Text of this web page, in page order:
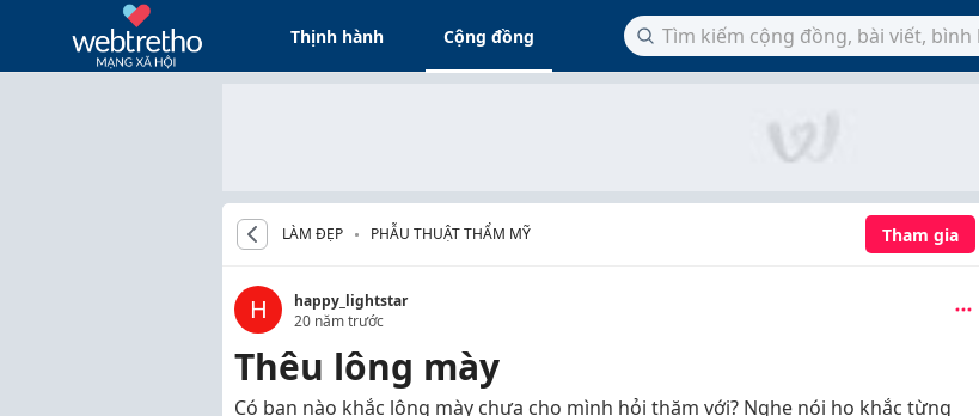
Thịnh hành Cộng đồng
LÀM ĐẸP PHẪU THUẬT THẨM MỸ Tham gia
H
happy_lightstar
20 năm trước
Thêu lông mày
Có bạn nào khắc lông mày chưa cho mình hỏi thăm với? Nghe nói họ khắc từng